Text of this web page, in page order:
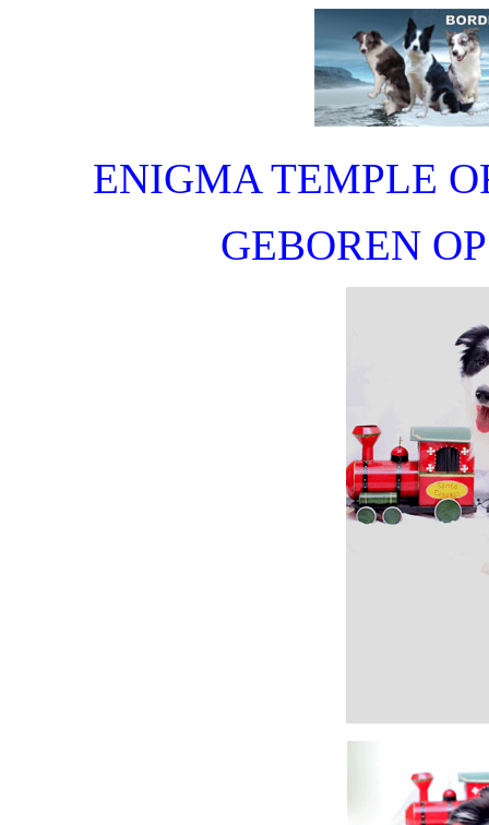
ENIGMA TEMPLE
GEBOREN